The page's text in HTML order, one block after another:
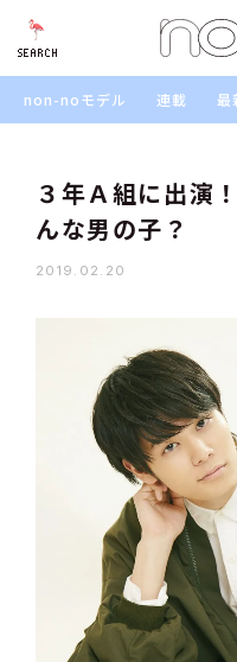
SEARCH
non-noモデル 連載 最
３年Ａ組に出演
んな男の子？
2019.02.20